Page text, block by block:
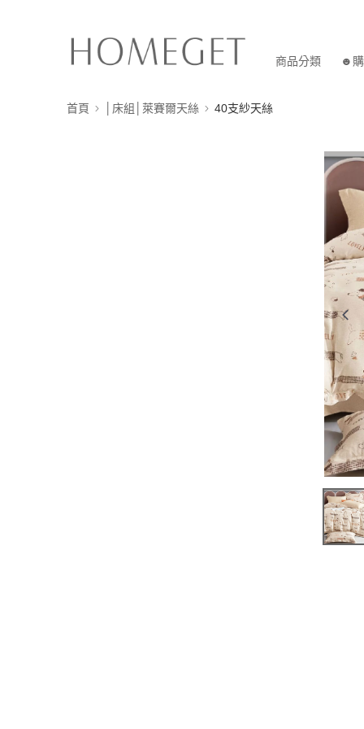
商品分類 ☻
首頁 │床組│萊賽爾天絲 40支紗天絲